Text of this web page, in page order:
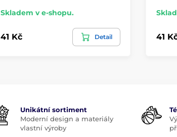
Skladem v e-shopu.
41 Kč Detail 41
Unikátní sortiment
Moderní design a materiály
vlastní výroby